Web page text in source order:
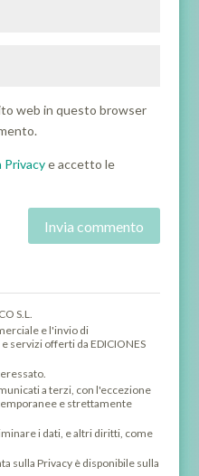
web in questo browser
Privacye accetto le
S.L.
e l'invio di
servizi offerti da EDICIONES
a terzi, con l'eccezione
e strettamente
i dati, e altri diritti, come
sulla Privacy è disponibile sulla